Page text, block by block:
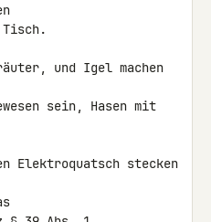
und Igel machen
sein, Hasen mit
Elektroquatsch stecken